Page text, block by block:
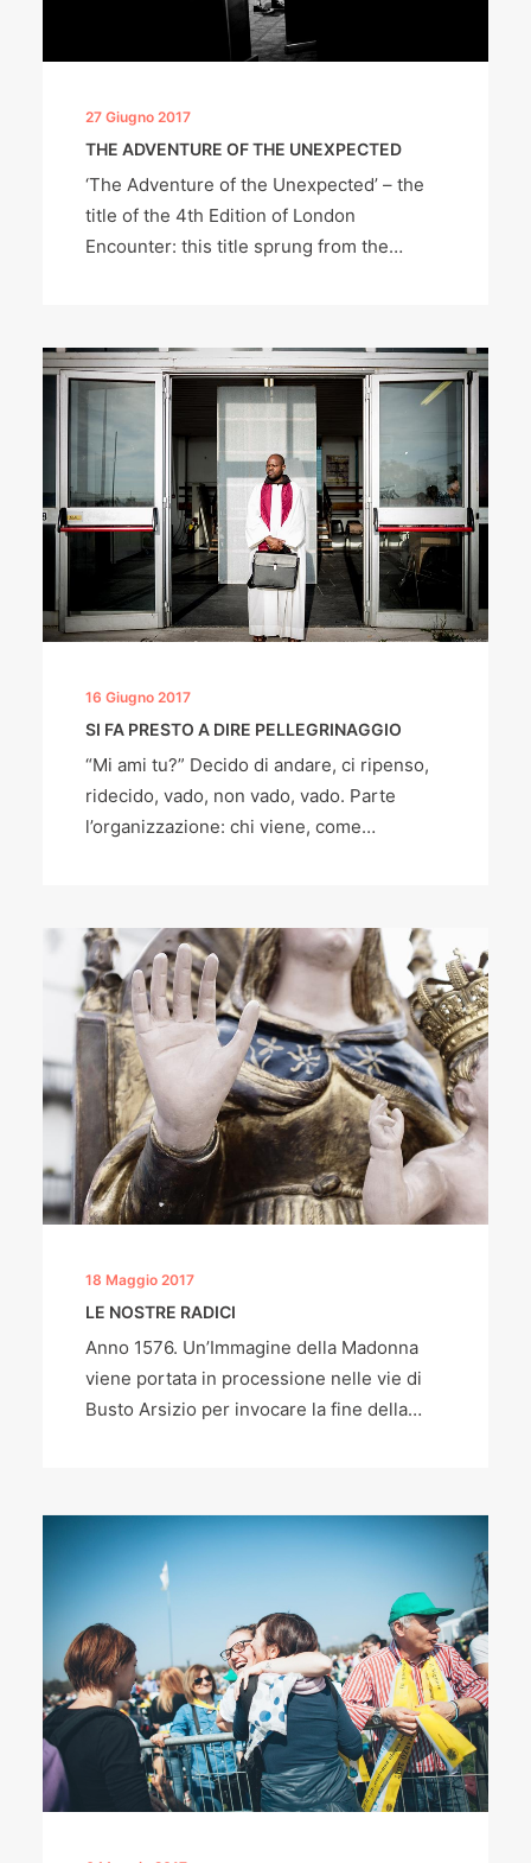
27 Giugno 2017
THE ADVENTURE OF THE UNEXPECTED
‘The Adventure of the Unexpected’ – the
title of the 4th Edition of London
Encounter: this title sprung from the…
16 Giugno 2017
SI FA PRESTO A DIRE PELLEGRINAGGIO
“Mi ami tu?” Decido di andare, ci ripenso,
ridecido, vado, non vado, vado. Parte
l’organizzazione: chi viene, come…
18 Maggio 2017
LE NOSTRE RADICI
Anno 1576. Un’Immagine della Madonna
viene portata in processione nelle vie di
Busto Arsizio per invocare la fine della…